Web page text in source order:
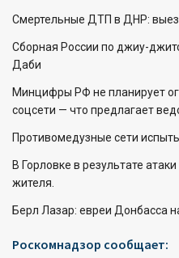
Смертельные ДТП в ДНР:
Сборная России по джиу-
Даби
Минцифры РФ не планирует
соцсети — что предлагает
Противомедузные сети
В Горловке в результате
жителя.
Берл Лазар: евреи Донбасса
Роскомнадзор сообщает: